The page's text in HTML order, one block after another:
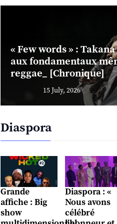
« Few words » :
aux fondamentaux
reggae_ [Chronique]
15 July, 2026
Diaspora
Grande
affiche : Big
show
Diaspora : «
Nous avons
célébré